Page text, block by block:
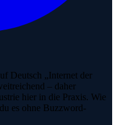
Deutsch „Internet der
– daher
hier in die Praxis. Wie
es ohne Buzzword-